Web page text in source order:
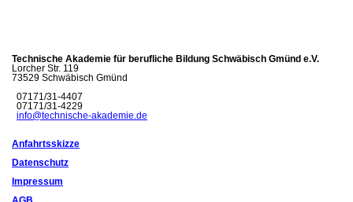
Technische Akademie für berufliche Bildung Schwäbisch Gmünd e.V.
Lorcher Str. 119
73529 Schwäbisch Gmünd
07171/31-4407
07171/31-4229
info@technische-akademie.de
Anfahrtsskizze
Datenschutz
Impressum